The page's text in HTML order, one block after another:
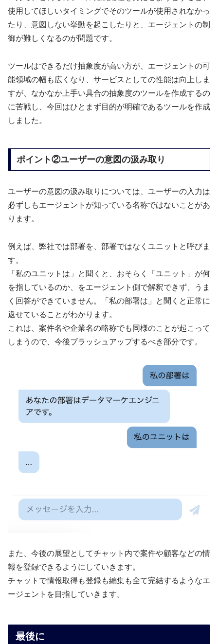
使用してほしいタイミングでそのツールが使用されなかっ
たり、意図しない挙動を起こしたりと、エージェントの制
御が難しくなるのが問題です。
ツールはできるだけ抽象度が高い方が、エージェントの可
能領域の幅も広くなり、サービスとしての性能は向上しま
すが、なかなか上手い具合の抽象度のツールを作成するの
に苦戦し、今回はひとまず目的が明確であるツールを作成
しました。
ポイント②ユーザーの意図の汲み取り
ユーザーの意図の汲み取りについては、ユーザーの入力は
必ずしもエージェントが知っている名称ではないことがあ
ります。
例えば、弊社では部署を、部署ではなくユニットと呼びま
す。
「私のユニットは」と聞くと、おそらく「ユニット」が何
を指しているのか、をエージェント側で解釈できず、うま
く回答ができていません。「私の部署は」と聞くと正常に
返せていることがわかります。
これは、案件名や企業名の略称でも同様のことが起こって
しまうので、今後ブラッシュアップするべき部分です。
また、今後の展望としてチャット内で案件や顧客などの情
報を登録できるようにしていきます。
チャットで情報取得も登録も編集も全て完結するようなエ
ージェントを目指していきます。
最後に